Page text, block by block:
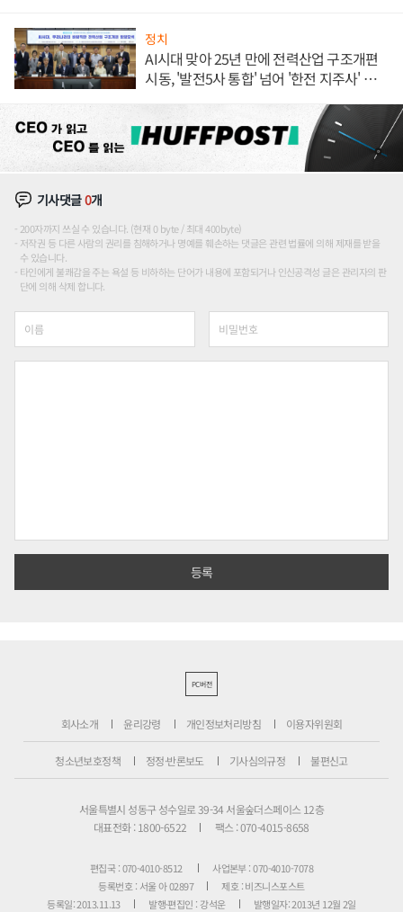
정치
AI시대 맞아 25년 만에 전력산업 구조개편
시동, '발전5사 통합' 넘어 '한전 지주사' 재편
기사댓글0개
200자까지 쓰실 수 있습니다. (현재 0 byte / 최대 400byte)
저작권 등 다른 사람의 권리를 침해하거나 명예를 훼손하는 댓글은 관련 법률에 의해 제재를 받을
수 있습니다.
타인에게 불쾌감을 주는 욕설 등 비하하는 단어가 내용에 포함되거나 인신공격성 글은 관리자의 판
단에 의해 삭제 합니다.
PC버전
회사소개 윤리강령 개인정보처리방침 이용자위원회
청소년보호정책 정정·반론보도 기사심의규정 불편신고
서울특별시 성동구 성수일로 39-34 서울숲더스페이스 12층
대표전화 : 1800-6522
팩스 : 070-4015-8658
편집국 : 070-4010-8512
사업본부 : 070-4010-7078
등록번호 : 서울 아 02897
제호 : 비즈니스포스트
등록일: 2013.11.13
발행·편집인 : 강석운 발행일자: 2013년 12월 2일